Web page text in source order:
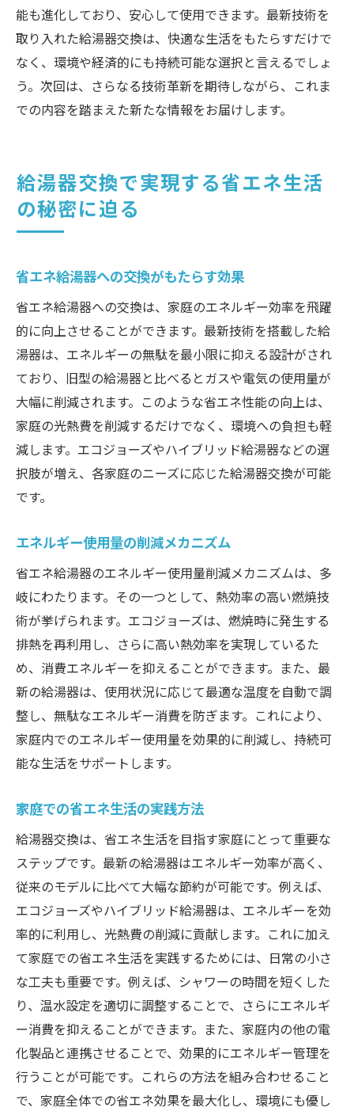
能も進化しており、安心して使用できます。最新技術を
取り入れた給湯器交換は、快適な生活をもたらすだけで
なく、環境や経済的にも持続可能な選択と言えるでしょ
う。次回は、さらなる技術革新を期待しながら、これま
での内容を踏まえた新たな情報をお届けします。
給湯器交換で実現する省エネ生活
の秘密に迫る
省エネ給湯器への交換がもたらす効果
省エネ給湯器への交換は、家庭のエネルギー効率を飛躍
的に向上させることができます。最新技術を搭載した給
湯器は、エネルギーの無駄を最小限に抑える設計がされ
ており、旧型の給湯器と比べるとガスや電気の使用量が
大幅に削減されます。このような省エネ性能の向上は、
家庭の光熱費を削減するだけでなく、環境への負担も軽
減します。エコジョーズやハイブリッド給湯器などの選
択肢が増え、各家庭のニーズに応じた給湯器交換が可能
です。
エネルギー使用量の削減メカニズム
省エネ給湯器のエネルギー使用量削減メカニズムは、多
岐にわたります。その一つとして、熱効率の高い燃焼技
術が挙げられます。エコジョーズは、燃焼時に発生する
排熱を再利用し、さらに高い熱効率を実現しているた
め、消費エネルギーを抑えることができます。また、最
新の給湯器は、使用状況に応じて最適な温度を自動で調
整し、無駄なエネルギー消費を防ぎます。これにより、
家庭内でのエネルギー使用量を効果的に削減し、持続可
能な生活をサポートします。
家庭での省エネ生活の実践方法
給湯器交換は、省エネ生活を目指す家庭にとって重要な
ステップです。最新の給湯器はエネルギー効率が高く、
従来のモデルに比べて大幅な節約が可能です。例えば、
エコジョーズやハイブリッド給湯器は、エネルギーを効
率的に利用し、光熱費の削減に貢献します。これに加え
て家庭での省エネ生活を実践するためには、日常の小さ
な工夫も重要です。例えば、シャワーの時間を短くした
り、温水設定を適切に調整することで、さらにエネルギ
ー消費を抑えることができます。また、家庭内の他の電
化製品と連携させることで、効果的にエネルギー管理を
行うことが可能です。これらの方法を組み合わせること
で、家庭全体での省エネ効果を最大化し、環境にも優し